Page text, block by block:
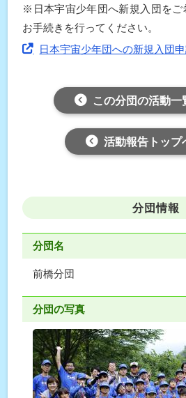
※日本宇宙少年団へ新規入団をご
お手続きを行ってください。
日本宇宙少年団への新規入団
この分団の活動一
活動報告トップ
分団情報
分団名
前橋分団
分団の写真